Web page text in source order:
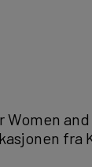
fra